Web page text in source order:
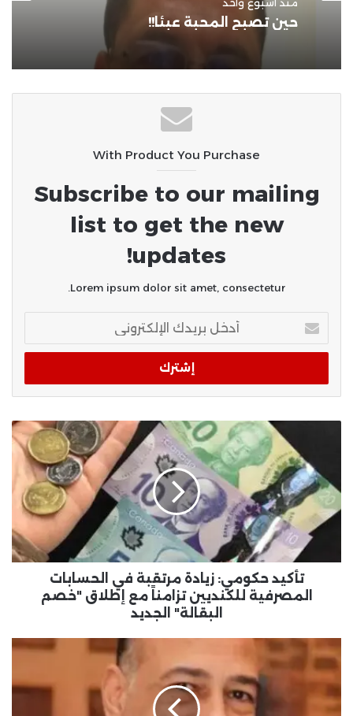
مدونات عرب بوست
منذ أسبوع واحد
حين تصبح المحبة عبئًا!!
منذ أسبوعين
حين غاب الأب!!
With Product You Purchase
Subscribe to our mailing
list to get the new
updates!
Lorem ipsum dolor sit amet, consectetur.
بريدك
الإلكتروني
تأكيد حكومي: زيادة مرتقبة في الحسابات
المصرفية للكنديين تزامناً مع إطلاق "خصم
البقالة" الجديد